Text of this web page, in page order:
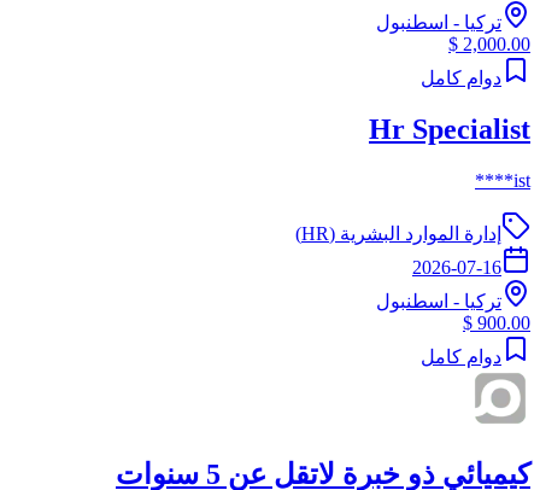
تركيا - اسطنبول
2,000.00 $
دوام كامل
Hr Specialist
ist****
إدارة الموارد البشرية (HR)
2026-07-16
تركيا - اسطنبول
900.00 $
دوام كامل
كيميائي ذو خبرة لاتقل عن 5 سنوات